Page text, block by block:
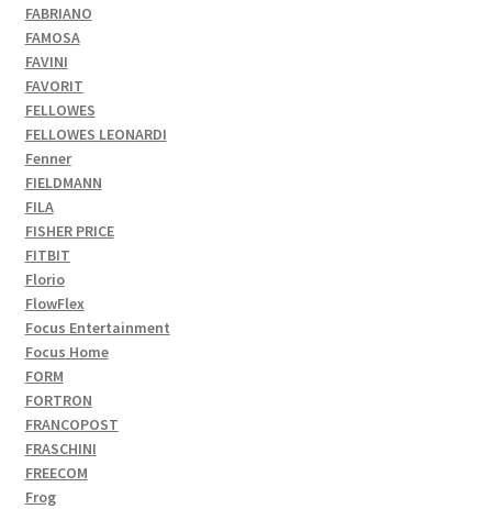
FABRIANO
FAMOSA
FAVINI
FAVORIT
FELLOWES
FELLOWES LEONARDI
Fenner
FIELDMANN
FILA
FISHER PRICE
FITBIT
Florio
FlowFlex
Focus Entertainment
Focus Home
FORM
FORTRON
FRANCOPOST
FRASCHINI
FREECOM
Frog